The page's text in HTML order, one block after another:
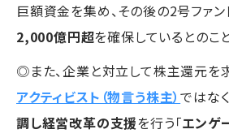
巨額資金を集め、その後の2号ファ
2,000億円超を確保しているとのこ
◎また、企業と対立して株主還元を
アクティビスト（物言う株主）ではな
調し経営改革の支援を行う「エンゲ